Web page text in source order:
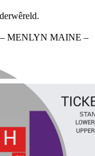
MENLYN MAINE –